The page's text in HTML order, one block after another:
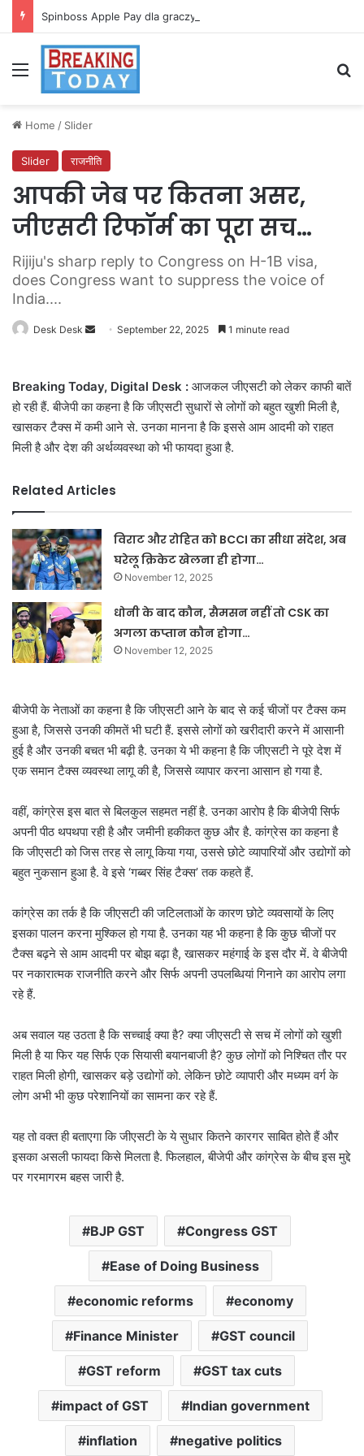
Spinboss Apple Pay dla graczy na iPhone
Menu
Home / Slider
Slider राजनीति
आपकी जेब पर कितना असर,
जीएसटी रिफॉर्म का पूरा सच…
Rijiju's sharp reply to Congress on H-1B visa,
does Congress want to suppress the voice of
India....
Desk Desk
SendSeptember 22, 2025 1 minute read
Breaking Today, Digital Desk : आजकल जीएसटी को लेकर काफी बातें
हो रही हैं. बीजेपी का कहना है कि जीएसटी सुधारों से लोगों को बहुत खुशी मिली है,
खासकर टैक्स में कमी आने से. उनका मानना है कि इससे आम आदमी को राहत
मिली है और देश की अर्थव्यवस्था को भी फायदा हुआ है.
Related Articles
विराट और रोहित को BCCI का सीधा संदेश, अब
घरेलू क्रिकेट खेलना ही होगा…
November 12, 2025
धोनी के बाद कौन, सैमसन नहीं तो CSK का
अगला कप्तान कौन होगा…
November 12, 2025
बीजेपी के नेताओं का कहना है कि जीएसटी आने के बाद से कई चीजों पर टैक्स कम
हुआ है, जिससे उनकी कीमतें भी घटी हैं. इससे लोगों को खरीदारी करने में आसानी
हुई है और उनकी बचत भी बढ़ी है. उनका ये भी कहना है कि जीएसटी ने पूरे देश में
एक समान टैक्स व्यवस्था लागू की है, जिससे व्यापार करना आसान हो गया है.
वहीं, कांग्रेस इस बात से बिलकुल सहमत नहीं है. उनका आरोप है कि बीजेपी सिर्फ
अपनी पीठ थपथपा रही है और जमीनी हकीकत कुछ और है. कांग्रेस का कहना है
कि जीएसटी को जिस तरह से लागू किया गया, उससे छोटे व्यापारियों और उद्योगों को
बहुत नुकसान हुआ है. वे इसे ‘गब्बर सिंह टैक्स’ तक कहते हैं.
कांग्रेस का तर्क है कि जीएसटी की जटिलताओं के कारण छोटे व्यवसायों के लिए
इसका पालन करना मुश्किल हो गया है. उनका यह भी कहना है कि कुछ चीजों पर
टैक्स बढ़ने से आम आदमी पर बोझ बढ़ा है, खासकर महंगाई के इस दौर में. वे बीजेपी
पर नकारात्मक राजनीति करने और सिर्फ अपनी उपलब्धियां गिनाने का आरोप लगा
रहे हैं.
अब सवाल यह उठता है कि सच्चाई क्या है? क्या जीएसटी से सच में लोगों को खुशी
मिली है या फिर यह सिर्फ एक सियासी बयानबाजी है? कुछ लोगों को निश्चित तौर पर
राहत मिली होगी, खासकर बड़े उद्योगों को. लेकिन छोटे व्यापारी और मध्यम वर्ग के
लोग अभी भी कुछ परेशानियों का सामना कर रहे हैं.
यह तो वक्त ही बताएगा कि जीएसटी के ये सुधार कितने कारगर साबित होते हैं और
इसका असली फायदा किसे मिलता है. फिलहाल, बीजेपी और कांग्रेस के बीच इस मुद्दे
पर गरमागरम बहस जारी है.
BJP GST Congress GST
Ease of Doing Business
economic reforms economy
Finance Minister GST council
GST reform GST tax cuts
impact of GST Indian government
inflation negative politics